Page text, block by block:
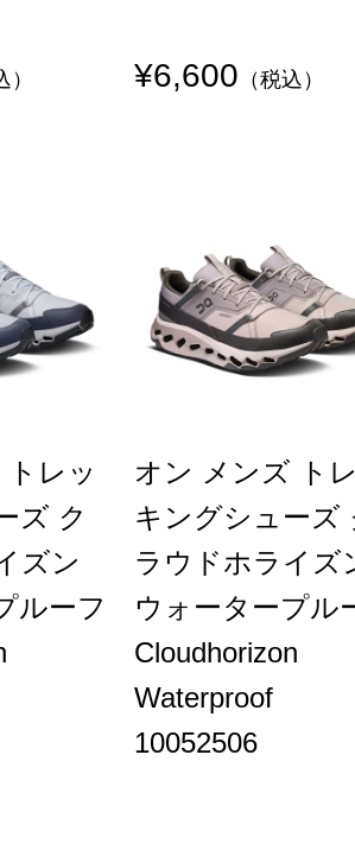
） ¥6,600 （税込）
レッ
ズ ク
ズン
ルーフ
オン メンズ ト
キングシューズ
ラウドホライズ
ウォータープル
Cloudhorizon
Waterproof
10052506